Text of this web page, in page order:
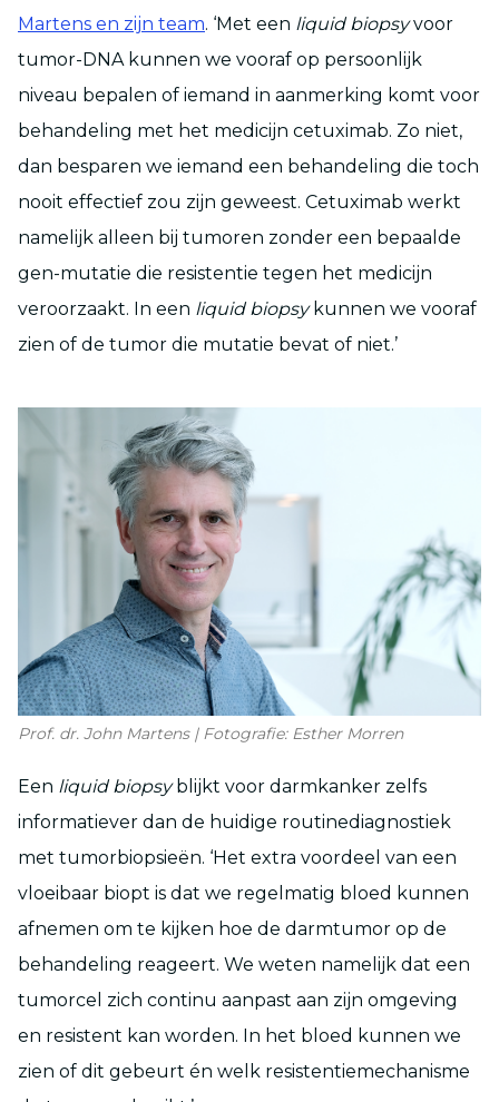
Martens en zijn team. ‘Met een liquid biopsyvoor
tumor-DNA kunnen we vooraf op persoonlijk
niveau bepalen of iemand in aanmerking komt voor
behandeling met het medicijn cetuximab. Zo niet,
dan besparen we iemand een behandeling die toch
nooit effectief zou zijn geweest. Cetuximab werkt
namelijk alleen bij tumoren zonder een bepaalde
gen-mutatie die resistentie tegen het medicijn
veroorzaakt. In een liquid biopsykunnen we vooraf
zien of de tumor die mutatie bevat of niet.’
Prof. dr. John Martens | Fotografie: Esther Morren
Een liquid biopsyblijkt voor darmkanker zelfs
informatiever dan de huidige routinediagnostiek
met tumorbiopsieën. ‘Het extra voordeel van een
vloeibaar biopt is dat we regelmatig bloed kunnen
afnemen om te kijken hoe de darmtumor op de
behandeling reageert. We weten namelijk dat een
tumorcel zich continu aanpast aan zijn omgeving
en resistent kan worden. In het bloed kunnen we
zien of dit gebeurt én welk resistentiemechanisme